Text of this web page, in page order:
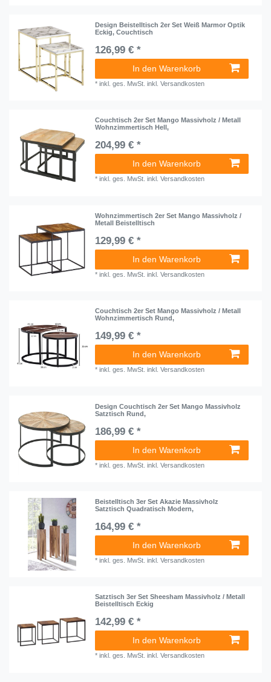
Design Beistelltisch 2er Set Weiß Marmor Optik
Eckig, Couchtisch
126,99 € *
In den Warenkorb
*inkl. ges. MwSt. inkl.Versandkosten
Couchtisch 2er Set Mango Massivholz / Metall
Wohnzimmertisch Hell,
204,99 € *
In den Warenkorb
*inkl. ges. MwSt. inkl.Versandkosten
Wohnzimmertisch 2er Set Mango Massivholz /
Metall Beistelltisch
129,99 € *
In den Warenkorb
*inkl. ges. MwSt. inkl.Versandkosten
Couchtisch 2er Set Mango Massivholz / Metall
Wohnzimmertisch Rund,
149,99 € *
In den Warenkorb
*inkl. ges. MwSt. inkl.Versandkosten
Design Couchtisch 2er Set Mango Massivholz
Satztisch Rund,
186,99 € *
In den Warenkorb
*inkl. ges. MwSt. inkl.Versandkosten
Beistelltisch 3er Set Akazie Massivholz
Satztisch Quadratisch Modern,
164,99 € *
In den Warenkorb
*inkl. ges. MwSt. inkl.Versandkosten
Satztisch 3er Set Sheesham Massivholz / Metall
Beistelltisch Eckig
142,99 € *
In den Warenkorb
*inkl. ges. MwSt. inkl.Versandkosten